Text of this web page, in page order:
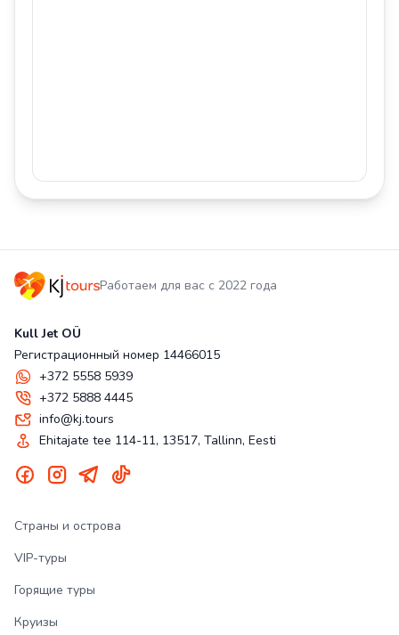
Работаем для вас с 2022 года
Kull Jet OÜ
Регистрационный номер 14466015
+372 5558 5939
+372 5888 4445
info@kj.tours
Ehitajate tee 114-11, 13517, Tallinn, Eesti
Страны и острова
VIP-туры
Горящие туры
Круизы